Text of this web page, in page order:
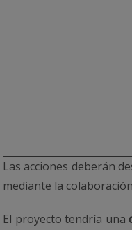
Las acciones deberán
mediante la
El proyecto tendría una